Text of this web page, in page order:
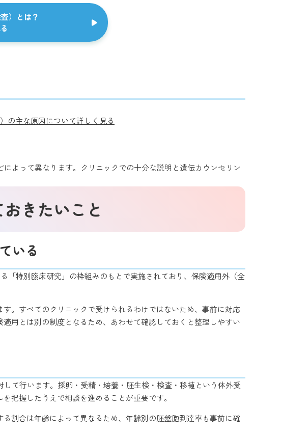
）とは？
の主な原因について詳しく見る
よって異なります。クリニックでの十分な説明と遺伝カウンセリン
きたいこと
いる
「特別臨床研究」の枠組みのもとで実施されており、保険適用外（全
。すべてのクリニックで受けられるわけではないため、事前に対応
用とは別の制度となるため、あわせて確認しておくと整理しやすい
て行います。採卵・受精・培養・胚生検・検査・移植という体外受
把握したうえで相談を進めることが重要です。
割合は年齢によって異なるため、年齢別の胚盤胞到達率も事前に確